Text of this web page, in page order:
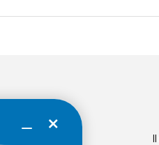
AZIENDA